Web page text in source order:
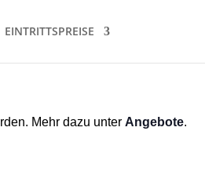
EINTRITTSPREISE
Mehr dazu unter Angebote.